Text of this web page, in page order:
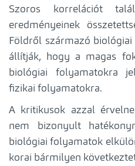
Szoros korrelációt
eredményeinek
Földről származó
állítják, hogy a magas
biológiai folyamatokra
fizikai folyamatokra.
A kritikusok azzal
nem bizonyult
biológiai folyamatok
korai bármilyen